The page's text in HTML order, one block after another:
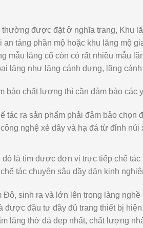
được đặt ở nghĩa trang, Khu
táng phần mộ hoặc khu lăng mộ
mẫu lăng cổ còn có rất nhiều mẫu
lăng như lăng cánh dựng, lăng
bảo chất lượng thì cần đảm bảo các
tác ra sản phẩm phải đảm bảo
nghệ xẻ dây và hạ đá từ đỉnh
là tìm được đơn vị trực tiếp chế
tác chuyên sâu dầy dặn kinh
sinh ra và lớn lên trong làng
được đầu tư đầy đủ trang thiết bị
lăng thờ đá đẹp nhất, chất lượng